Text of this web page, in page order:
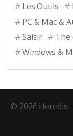
Les Outils
PC & Mac &
Saisir
The
Windows &
© 2026 Heredis -